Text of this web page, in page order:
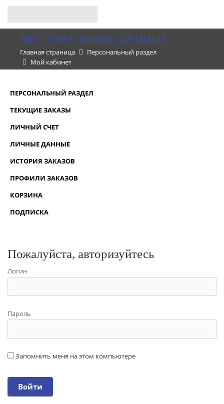
ПЕРСОНАЛЬНЫЕ ДАННЫЕ
Главная страница
Персональный раздел
Мой кабинет
ПЕРСОНАЛЬНЫЙ РАЗДЕЛ
ТЕКУЩИЕ ЗАКАЗЫ
ЛИЧНЫЙ СЧЕТ
ЛИЧНЫЕ ДАННЫЕ
ИСТОРИЯ ЗАКАЗОВ
ПРОФИЛИ ЗАКАЗОВ
КОРЗИНА
ПОДПИСКА
Пожалуйста, авторизуйтесь
Логин
Пароль
Запомнить меня на этом компьютере